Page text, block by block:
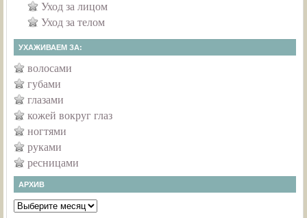
Уход за лицом
Уход за телом
УХАЖИВАЕМ ЗА:
волосами
губами
глазами
кожей вокруг глаз
ногтями
руками
ресницами
АРХИВ